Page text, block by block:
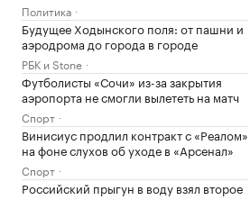
Политика
Будущее Ходынского поля: от пашни и
аэродрома до города в городе
РБК и Stone
Футболисты «Сочи» из-за закрытия
аэропорта не смогли вылететь на матч
Спорт
Винисиус продлил контракт с «Реалом»
на фоне слухов об уходе в «Арсенал»
Спорт
Российский прыгун в воду взял второе